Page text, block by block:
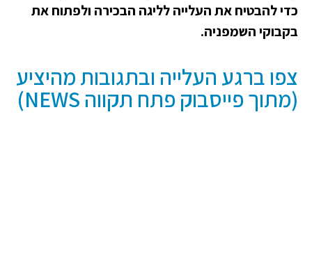
כדי להבטיח את העלייה לליגה הבכירה ולפתוח את
בקבוקי השמפניה.
צפו ברגע העלייה ובתגובות מהיציע
(מתוך פייסבוק פתח תקווה NEWS)